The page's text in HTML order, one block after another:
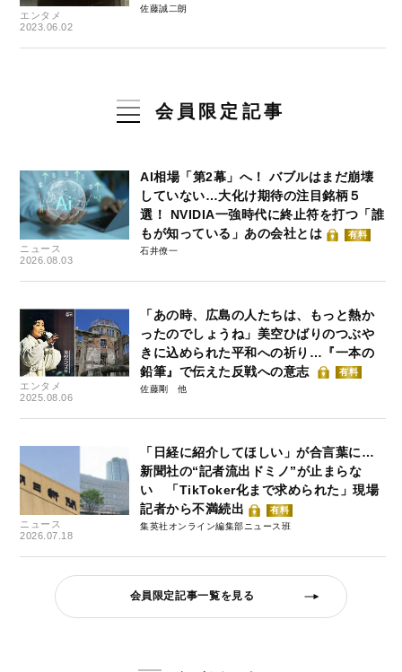
エンタメ
2023.06.02
佐藤誠二朗
会員限定記事
ニュース
2026.08.03
AI相場「第2幕」へ！ バブルはまだ崩壊
していない…大化け期待の注目銘柄５
選！ NVIDIA一強時代に終止符を打つ「誰
もが知っている」あの会社とは
有料
石井僚一
エンタメ
2025.08.06
「あの時、広島の人たちは、もっと熱か
ったのでしょうね」美空ひばりのつぶや
きに込められた平和への祈り…『一本の
鉛筆』で伝えた反戦への意志
有料
佐藤剛
ニュース
2026.07.18
「日経に紹介してほしい」が合言葉に…
新聞社の“記者流出ドミノ”が止まらな
い 「TikToker化まで求められた」現場
記者から不満続出
有料
集英社オンライン編集部ニュース班
会員限定記事一覧を見る